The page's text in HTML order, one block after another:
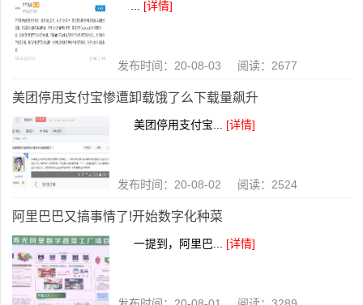
... [详情]
发布时间：20-08-03 阅读：2677
美团停用支付宝惨遭卸载饿了么下载量飙升
美团停用支付宝... [详情]
发布时间：20-08-02 阅读：2524
阿里巴巴又搞事情了!开始数字化种菜
一提到，阿里巴... [详情]